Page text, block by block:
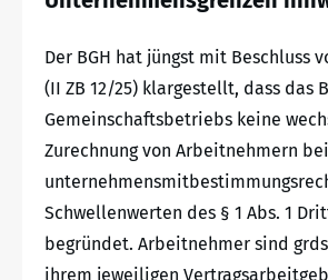
Der BGH hat jüngst mit Beschluss
(II ZB 12/25) klargestellt, dass das
Gemeinschaftsbetriebs keine
Zurechnung von Arbeitnehmern
Schwellenwerten des § 1 Abs. 1
begründet. Arbeitnehmer sind
ihrem jeweiligen